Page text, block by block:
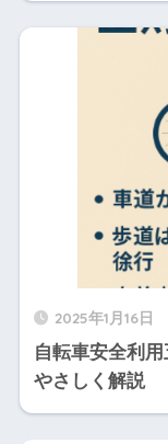
2025年1月16日
自転車安全利
やさしく解説